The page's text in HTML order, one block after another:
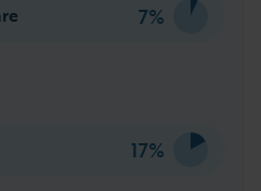
7%
17%